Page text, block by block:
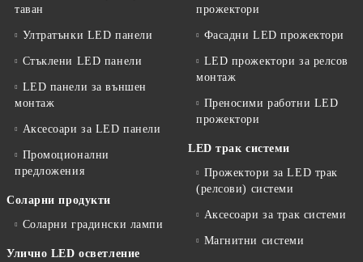
таван
Ултратънки LED панели
Стъклени LED панели
LED панели за външен
монтаж
Аксесоари за LED панели
Промоционални
предложения
Соларни продукти
Соларни градински лампи
Улично LED осветление
прожектори
Фасадни LED прожектори
LED прожектори за релсов
монтаж
Преносими работни LED
прожектори
LED трак системи
Прожектори за LED трак
(релсови) системи
Аксесоари за трак системи
Магнитни системи